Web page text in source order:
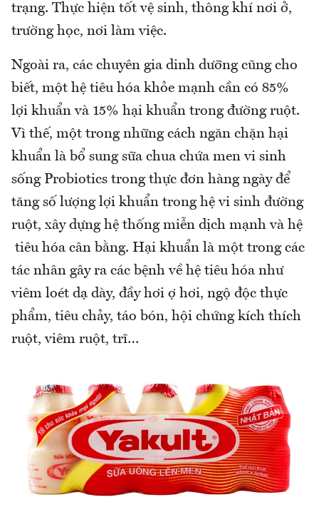
trạng. Thực hiện tốt vệ sinh, thông khí nơi ở,
trường học, nơi làm việc.
Ngoài ra, các chuyên gia dinh dưỡng cũng cho
biết, một hệ tiêu hóa khỏe mạnh cần có 85%
lợi khuẩn và 15% hại khuẩn trong đường ruột.
Vì thế, một trong những cách ngăn chặn hại
khuẩn là bổ sung sữa chua chứa men vi sinh
sống Probiotics trong thực đơn hàng ngày để
tăng số lượng lợi khuẩn trong hệ vi sinh đường
ruột, xây dựng hệ thống miễn dịch mạnh và hệ
tiêu hóa cân bằng. Hại khuẩn là một trong các
tác nhân gây ra các bệnh về hệ tiêu hóa như
viêm loét dạ dày, đầy hơi ợ hơi, ngộ độc thực
phẩm, tiêu chảy, táo bón, hội chứng kích thích
ruột, viêm ruột, trĩ…